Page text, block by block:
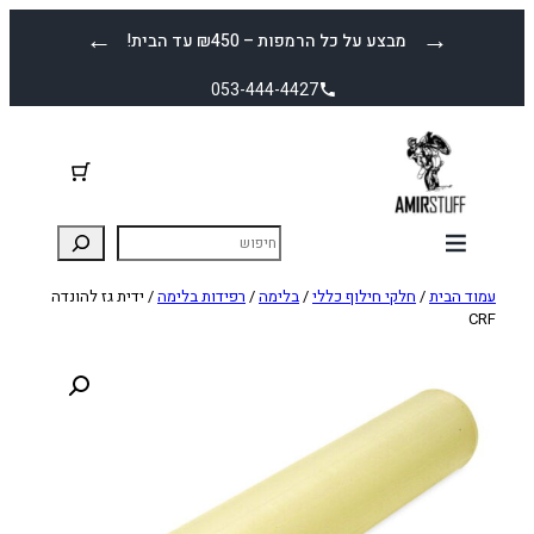
← מבצע על כל הרמפות – ₪450 עד הבית! →
053-444-4427
עמוד הבית/ חלקי חילוף כללי/בלימה/ רפידות בלימה/ ידית גז להונדה
CRF